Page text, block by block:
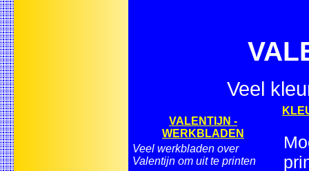
Veel
VALENTIJN -
WERKBLADEN
Veel werkbladen over
Valentijn om uit te printen